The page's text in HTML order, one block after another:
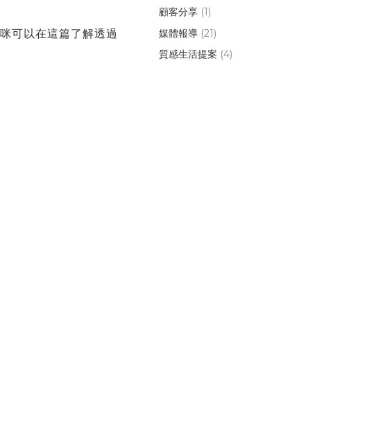
可以在這篇了解透過
顧客分享 (1)
媒體報導 (21)
質感生活提案 (4)